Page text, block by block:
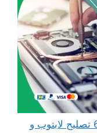
مهندس كمبيوتر الضباعية 65511033 تصليح لابتوب و